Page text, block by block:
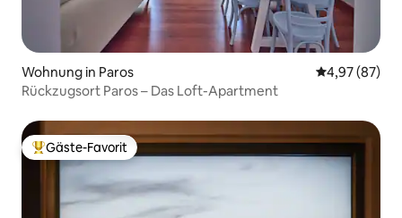
Wohnung in Paros
4,97 (87)
Rückzugsort Paros – Das Loft-Apartment
Beliebter Gäste-Favorit.
Gäste-Favorit